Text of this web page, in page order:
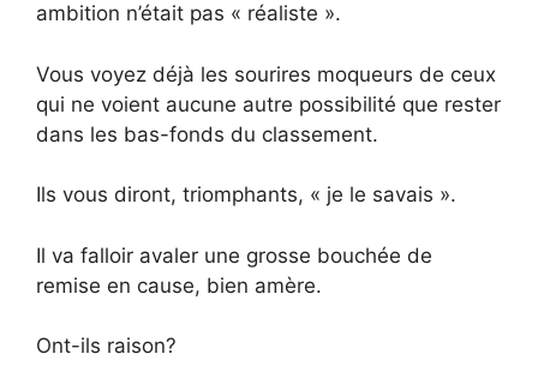
ambition n’était pas « réaliste ».
Vous voyez déjà les sourires moqueurs de ceux
qui ne voient aucune autre possibilité que rester
dans les bas-fonds du classement.
Ils vous diront, triomphants, « je le savais ».
Il va falloir avaler une grosse bouchée de
remise en cause, bien amère.
Ont-ils raison?